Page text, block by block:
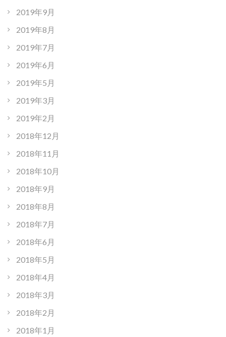
2019年9月
2019年8月
2019年7月
2019年6月
2019年5月
2019年3月
2019年2月
2018年12月
2018年11月
2018年10月
2018年9月
2018年8月
2018年7月
2018年6月
2018年5月
2018年4月
2018年3月
2018年2月
2018年1月